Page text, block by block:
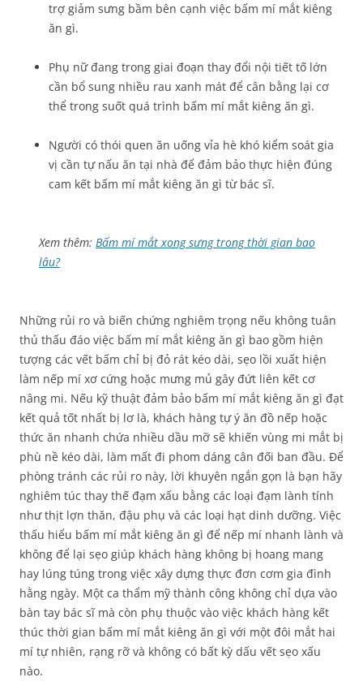
trợ giảm sưng bầm bên cạnh việc bấm mí mắt kiêng
ăn gì.
Phụ nữ đang trong giai đoạn thay đổi nội tiết tố lớn
cần bổ sung nhiều rau xanh mát để cân bằng lại cơ
thể trong suốt quá trình bấm mí mắt kiêng ăn gì.
Người có thói quen ăn uống vỉa hè khó kiểm soát gia
vị cần tự nấu ăn tại nhà để đảm bảo thực hiện đúng
cam kết bấm mí mắt kiêng ăn gì từ bác sĩ.
Xem thêm: Bấm mí mắt xong sưng trong thời gian bao
lâu?
Những rủi ro và biến chứng nghiêm trọng nếu không tuân
thủ thấu đáo việc bấm mí mắt kiêng ăn gì bao gồm hiện
tượng các vết bấm chỉ bị đỏ rát kéo dài, sẹo lồi xuất hiện
làm nếp mí xơ cứng hoặc mưng mủ gây đứt liên kết cơ
nâng mi. Nếu kỹ thuật đảm bảo bấm mí mắt kiêng ăn gì đạt
kết quả tốt nhất bị lơ là, khách hàng tự ý ăn đồ nếp hoặc
thức ăn nhanh chứa nhiều dầu mỡ sẽ khiến vùng mi mắt bị
phù nề kéo dài, làm mất đi phom dáng cân đối ban đầu. Để
phòng tránh các rủi ro này, lời khuyên ngắn gọn là bạn hãy
nghiêm túc thay thế đạm xấu bằng các loại đạm lành tính
như thịt lợn thăn, đậu phụ và các loại hạt dinh dưỡng. Việc
thấu hiểu bấm mí mắt kiêng ăn gì để nếp mí nhanh lành và
không để lại sẹo giúp khách hàng không bị hoang mang
hay lúng túng trong việc xây dựng thực đơn cơm gia đình
hằng ngày. Một ca thẩm mỹ thành công không chỉ dựa vào
bàn tay bác sĩ mà còn phụ thuộc vào việc khách hàng kết
thúc thời gian bấm mí mắt kiêng ăn gì với một đôi mắt hai
mí tự nhiên, rạng rỡ và không có bất kỳ dấu vết sẹo xấu
nào.